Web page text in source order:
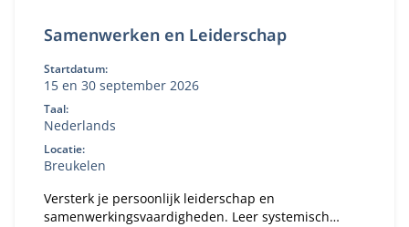
Samenwerken en Leiderschap
Startdatum:
15 en 30 september 2026
Taal:
Nederlands
Locatie:
Breukelen
Versterk je persoonlijk leiderschap en
samenwerkingsvaardigheden. Leer systemisch